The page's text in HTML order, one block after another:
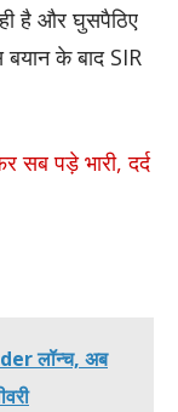
है और घुसपैठिए
बयान के बाद SIR
पड़े भारी, दर्द
लॉन्च, अब